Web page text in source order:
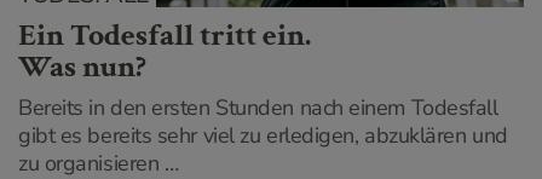
Ein Todesfall tritt ein.
Was nun?
Bereits in den ersten Stunden nach einem Todesfall
gibt es bereits sehr viel zu erledigen, abzuklären und
zu organisieren …